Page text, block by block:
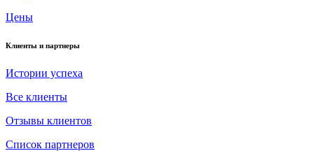
Цены
Клиенты и партнеры
Истории успеха
Все клиенты
Отзывы клиентов
Список партнеров